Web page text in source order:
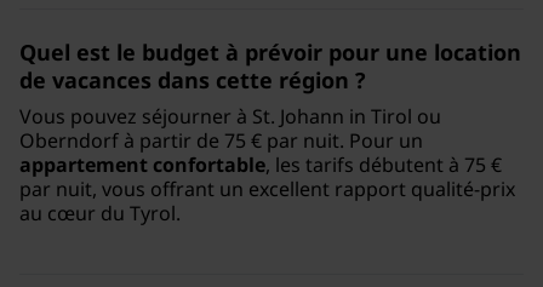
Quel est le budget à prévoir pour une location
de vacances dans cette région ?
Vous pouvez séjourner à St. Johann in Tirol ou
Oberndorf à partir de 75 € par nuit. Pour un
appartement confortable, les tarifs débutent à 75 €
par nuit, vous offrant un excellent rapport qualité-prix
au cœur du Tyrol.